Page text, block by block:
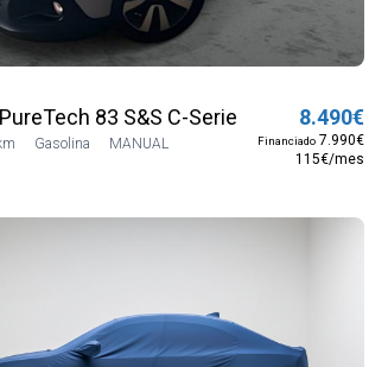
83 S&S C-Series
Gasolina MANUAL
8.490€
Financiado7.990€
115€/mes